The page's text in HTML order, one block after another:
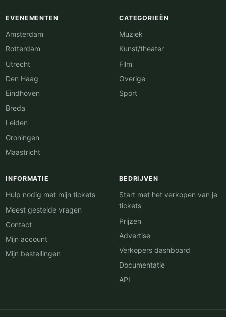
EVENEMENTEN
Amsterdam
Rotterdam
Utrecht
Den Haag
Eindhoven
Breda
Leiden
Groningen
Maastricht
CATEGORIEËN
Muziek
Kunst/theater
Film
Overige
Sport
INFORMATIE
Hulp nodig met mijn tickets
Meest gestelde vragen
Contact
Mijn account
Mijn bestellingen
BEDRIJVEN
Start met het verkopen van je
tickets
Prijzen
Advertise
Verkopers dashboard
Documentatie
API